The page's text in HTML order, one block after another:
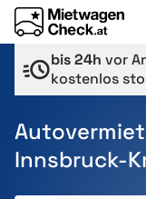
bis 24h vor
kostenlos
Innsbruck-